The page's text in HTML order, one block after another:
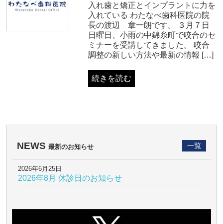
入れ歯と矯正とインプラントに力を
入れている わたなべ歯科医院の院
長の渡辺 章一朗です。 ３月７日
日曜日、小雨の中錦糸町で咬合のセ
ミナーを受講してきました。 咬合
調整の新しい方法や最新の情報 […]
続きを読む
NEWS 最新のお知らせ 一覧
2026年6月25日
2026年8月 休診日のお知らせ